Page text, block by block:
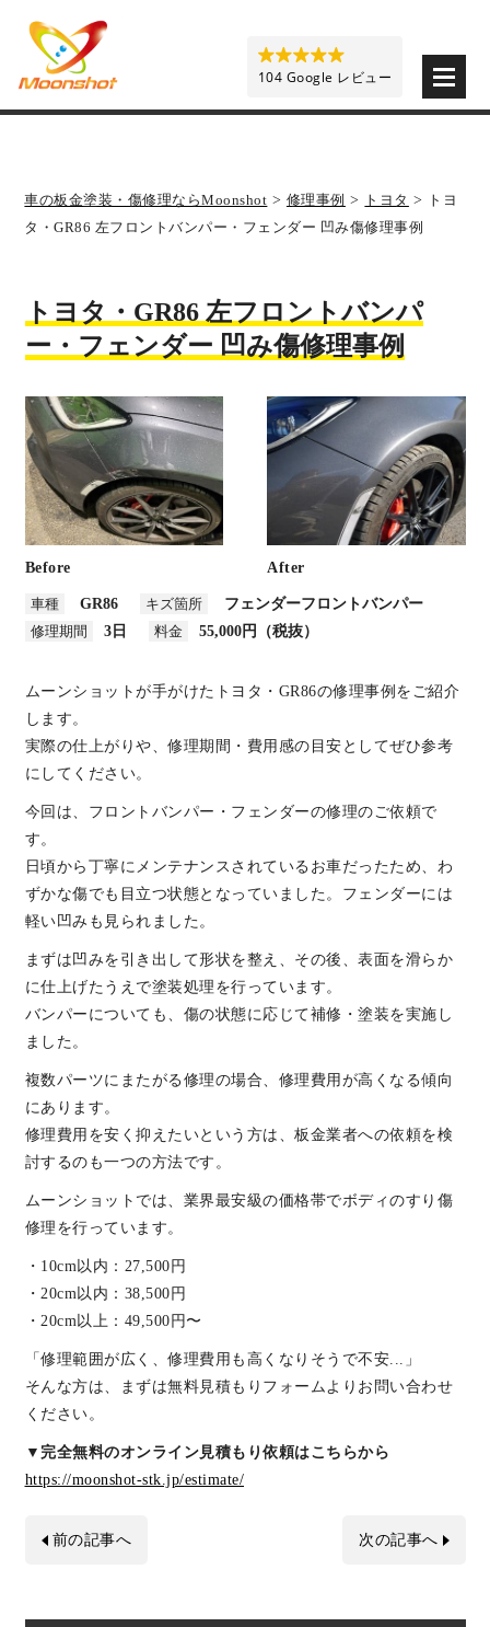
車の板金塗装・傷修理ならMoonshot > 修理事例 > トヨタ >
トヨ
タ・GR86 左フロントバンパー・フェンダー 凹み傷修理事例
トヨタ・GR86 左フロントバンパ
ー・フェンダー 凹み傷修理事例
Before After
車種 GR86 キズ箇所 フェンダーフロントバンパー
修理期間
3日 料金 55,000円（税抜）
ムーンショットが手がけたトヨタ・GR86の修理事例をご紹介
します。
実際の仕上がりや、修理期間・費用感の目安としてぜひ参考
にしてください。
今回は、フロントバンパー・フェンダーの修理のご依頼で
す。
日頃から丁寧にメンテナンスされているお車だったため、わ
ずかな傷でも目立つ状態となっていました。フェンダーには
軽い凹みも見られました。
まずは凹みを引き出して形状を整え、その後、表面を滑らか
に仕上げたうえで塗装処理を行っています。
バンパーについても、傷の状態に応じて補修・塗装を実施し
ました。
複数パーツにまたがる修理の場合、修理費用が高くなる傾向
にあります。
修理費用を安く抑えたいという方は、板金業者への依頼を検
討するのも一つの方法です。
ムーンショットでは、業界最安級の価格帯でボディのすり傷
修理を行っています。
・10cm以内：27,500円
・20cm以内：38,500円
・20cm以上：49,500円〜
「修理範囲が広く、修理費用も高くなりそうで不安...」
そんな方は、まずは無料見積もりフォームよりお問い合わせ
ください。
▼完全無料のオンライン見積もり依頼はこちらから
https://moonshot-stk.jp/estimate/
前の記事へ 次の記事へ
104 Google レビュー